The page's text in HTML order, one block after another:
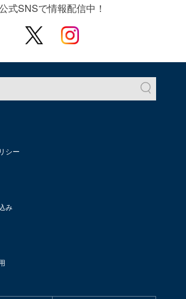
式SNSで情報配信中！
シー
み